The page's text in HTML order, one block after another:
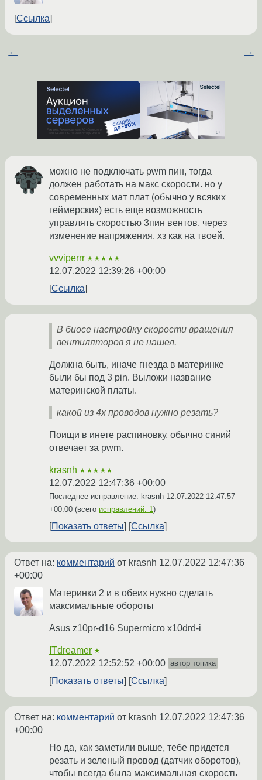
Ссылка
← →
можно не подключать pwm пин, тогда
должен работать на макс скорости. но у
современных мат плат (обычно у всяких
геймерских) есть еще возможность
управлять скоростью 3пин вентов, через
изменение напряжения. хз как на твоей.
vvviperrr ★★★★★
12.07.2022 12:39:26 +00:00
Ссылка
В биосе настройку скорости вращения
вентиляторов я не нашел.
Должна быть, иначе гнезда в материнке
были бы под 3 pin. Выложи название
материнской платы.
какой из 4х проводов нужно резать?
Поищи в инете распиновку, обычно синий
отвечает за pwm.
krasnh ★★★★★
12.07.2022 12:47:36 +00:00
Последнее исправление: krasnh 12.07.2022 12:47:57
+00:00 (всего исправлений: 1)
Показать ответы Ссылка
Ответ на: комментарий от krasnh 12.07.2022 12:47:36
+00:00
Материнки 2 и в обеих нужно сделать
максимальные обороты
Asus z10pr-d16 Supermicro x10drd-i
ITdreamer ★
12.07.2022 12:52:52 +00:00 автор топика
Показать ответы Ссылка
Ответ на: комментарий от krasnh 12.07.2022 12:47:36
+00:00
Но да, как заметили выше, тебе придется
резать и зеленый провод (датчик оборотов),
чтобы всегда была максимальная скорость